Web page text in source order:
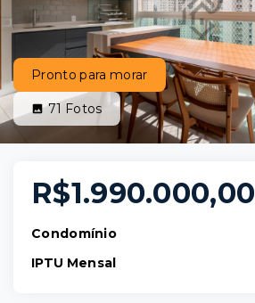
Pronto para morar
71 Fotos
R$1.990.000,00
Condomínio
IPTU Mensal